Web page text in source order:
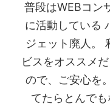
普段はWEBコン
に活動している
ジェット廃人。
ビスをオススメ
ので、ご安心を
てたらとんで